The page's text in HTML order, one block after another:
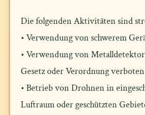
Die folgenden Aktivitäten sind
• Verwendung von schwerem
• Verwendung von
Gesetz oder Verordnung
• Betrieb von Drohnen in
Luftraum oder geschützten